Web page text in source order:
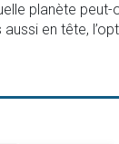
planète
aussi en tête,